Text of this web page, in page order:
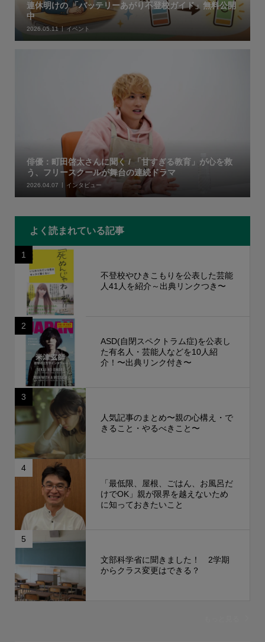
連休明けの 「バッテリーあがり不登校ガイド」無料公開
中
2026.05.11 イベント
俳優：町田啓太さんに聞く / 「甘すぎる教育」が心を救
う、フリースクールが舞台の連続ドラマ
2026.04.07 インタビュー
よく読まれている記事
1
不登校やひきこもりを公表した芸能
人41人を紹介～出典リンクつき〜
2
ASD(自閉スペクトラム症)を公表し
た有名人・芸能人などを10人紹
介！〜出典リンク付き〜
3
人気記事のまとめ〜親の心構え・で
きること・やるべきこと〜
4
「最低限、屋根、ごはん、お風呂だ
けでOK」親が限界を越えないため
に知っておきたいこと
5
文部科学省に聞きました！ 2学期
からクラス変更はできる？